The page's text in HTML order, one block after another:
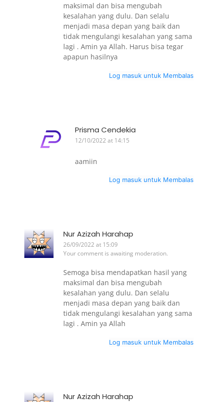
maksimal dan bisa mengubah
kesalahan yang dulu. Dan selalu
menjadi masa depan yang baik dan
tidak mengulangi kesalahan yang sama
lagi . Amin ya Allah. Harus bisa tegar
apapun hasilnya
Log masuk untuk Membalas
Prisma Cendekia
12/10/2022 at 14:15
aamiin
Log masuk untuk Membalas
Nur Azizah Harahap
26/09/2022 at 15:09
Your comment is awaiting moderation.
Semoga bisa mendapatkan hasil yang
maksimal dan bisa mengubah
kesalahan yang dulu. Dan selalu
menjadi masa depan yang baik dan
tidak mengulangi kesalahan yang sama
lagi . Amin ya Allah
Log masuk untuk Membalas
Nur Azizah Harahap